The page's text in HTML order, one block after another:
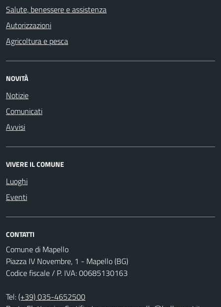
Salute, benessere e assistenza
Autorizzazioni
Agricoltura e pesca
NOVITÀ
Notizie
Comunicati
Avvisi
VIVERE IL COMUNE
Luoghi
Eventi
CONTATTI
Comune di Mapello
Piazza IV Novembre, 1 - Mapello (BG)
Codice fiscale / P. IVA: 00685130163
Tel:(+39) 035-4652500